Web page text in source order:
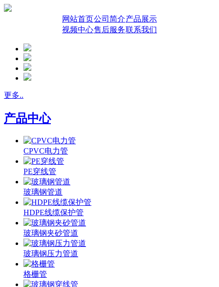
网站首页公司简介产品展示
视频中心售后服务联系我们
更多..
产品中心
CPVC电力管
PE穿线管
玻璃钢管道
HDPE线缆保护管
玻璃钢夹砂管道
玻璃钢压力管道
格栅管